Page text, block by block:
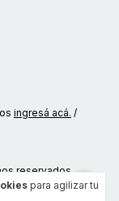
para agilizar tu
ingresá acá. /
reservados.